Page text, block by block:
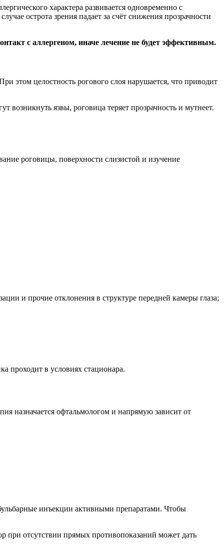
характера развивается одновременно с
острота зрения падает за счёт снижения прозрачности
с аллергеном, иначе лечение не будет эффективным.
этом целостность рогового слоя нарушается, что приводит
возникнуть язвы, роговица теряет прозрачность и мутнеет.
роговицы, поверхности слизистой и изучение
и прочие отклонения в структуре передней камеры глаза;
проходит в условиях стационара.
назначается офтальмологом и напрямую зависит от
инъекции активными препаратами. Чтобы
при отсутствии прямых противопоказаний может дать